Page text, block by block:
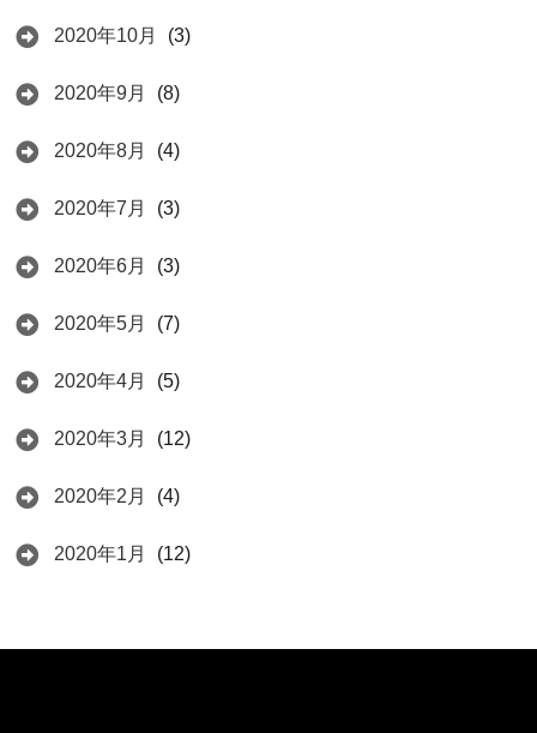
2020年10月 (3)
2020年9月 (8)
2020年8月 (4)
2020年7月 (3)
2020年6月 (3)
2020年5月 (7)
2020年4月 (5)
2020年3月 (12)
2020年2月 (4)
2020年1月 (12)